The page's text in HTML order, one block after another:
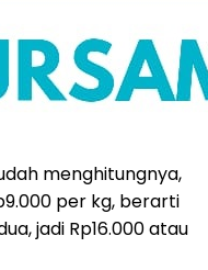
menghitungnya,
per kg, berarti
jadi Rp16.000 atau